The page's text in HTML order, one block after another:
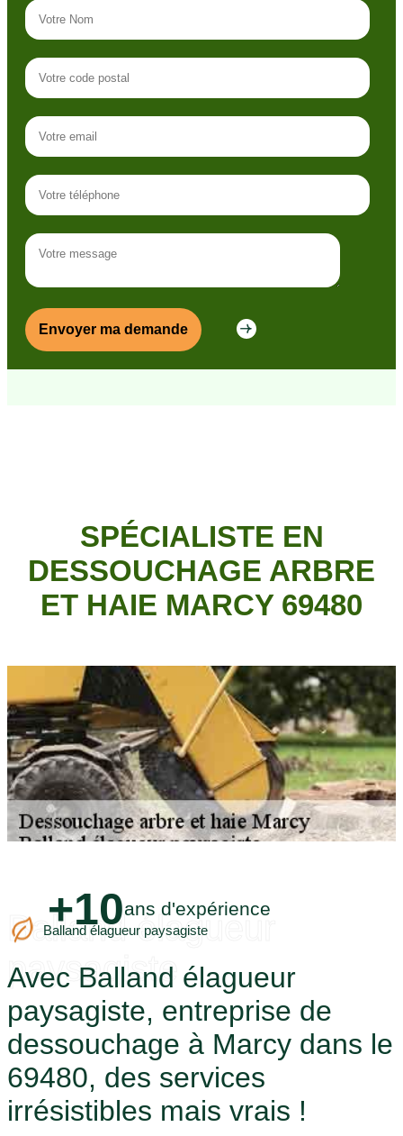
SPÉCIALISTE EN
DESSOUCHAGE ARBRE
ET HAIE MARCY 69480
+10ans d'expérience
Balland élagueur paysagiste
Balland élagueur
paysagiste
Avec Balland élagueur
paysagiste, entreprise de
dessouchage à Marcy dans le
69480, des services
irrésistibles mais vrais !